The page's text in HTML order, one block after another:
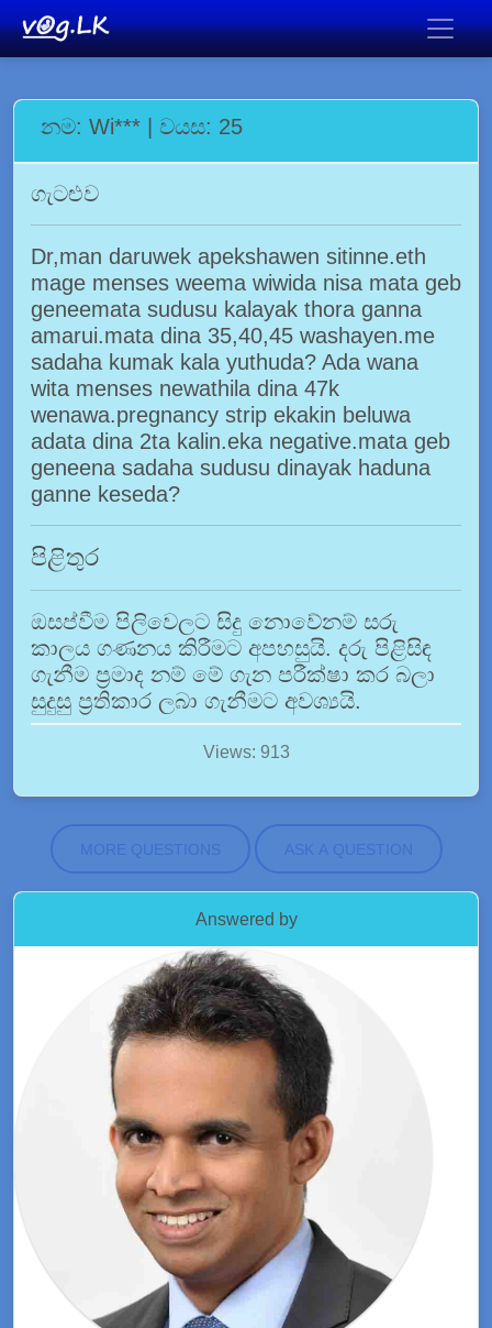
නම: Wi*** | වයස: 25
ගැටළුව
Dr,man daruwek apekshawen sitinne.eth
mage menses weema wiwida nisa mata geb
geneemata sudusu kalayak thora ganna
amarui.mata dina 35,40,45 washayen.me
sadaha kumak kala yuthuda? Ada wana
wita menses newathila dina 47k
wenawa.pregnancy strip ekakin beluwa
adata dina 2ta kalin.eka negative.mata geb
geneena sadaha sudusu dinayak haduna
ganne keseda?
පිළිතුර
ඔසප්වීම පිලිවෙලට සිදු නොවේනම් සරු
කාලය ගණනය කිරීමට අපහසුයි. දරු පිළිසිඳ
ගැනීම ප්‍රමාද නම් මේ ගැන පරීක්ෂා කර බලා
සුදුසු ප්‍රතිකාර ලබා ගැනීමට අවශ්‍යයි.
Views: 913
MORE QUESTIONS ASK A QUESTION
Answered by